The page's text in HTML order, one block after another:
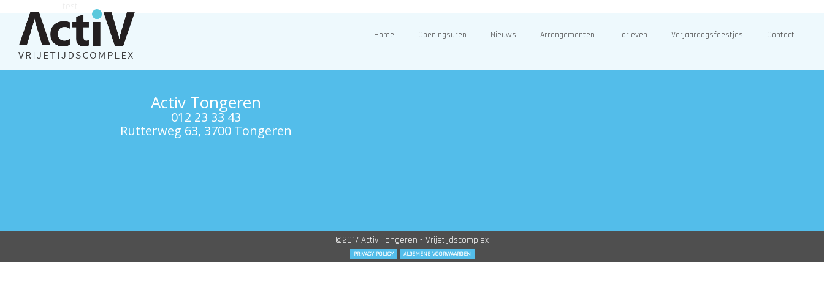
Home Openingsuren Nieuws Arrangementen Tarieven Verjaardagsfeestjes Contact
Activ Tongeren
012 23 33 43
Rutterweg 63, 3700 Tongeren
©2017 Activ Tongeren - Vrijetijdscomplex
PRIVACY POLICY ALGEMENE VOORWAARDEN